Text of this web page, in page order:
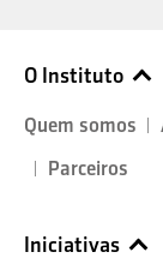
O Instituto
Quem somos
Parceiros
Iniciativas